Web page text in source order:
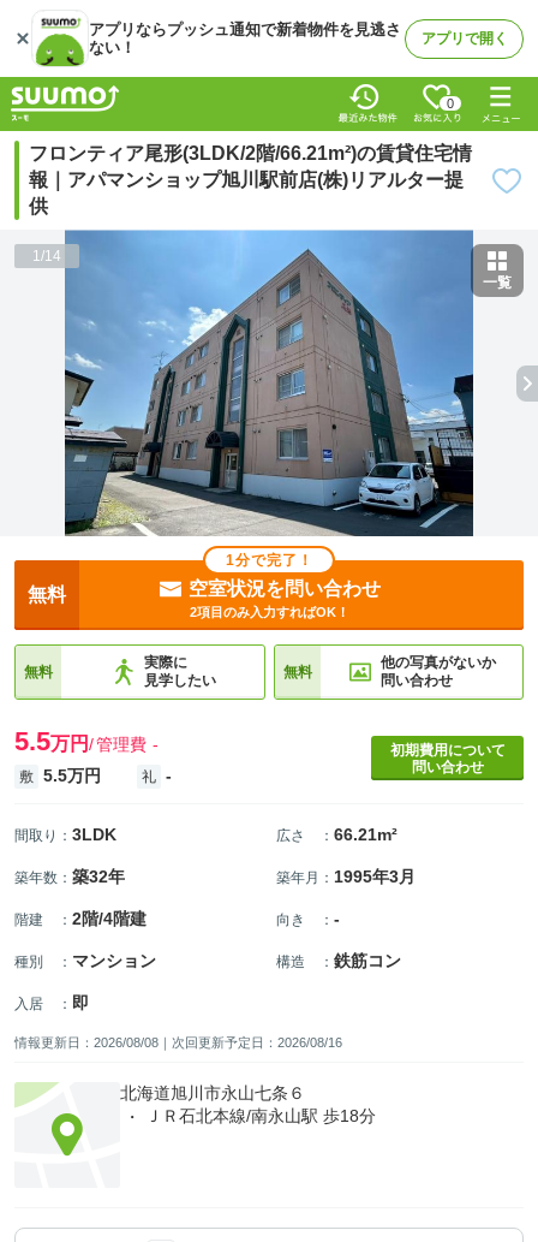
アプリならプッシュ通知で新着物件を見逃さ
ない！
アプリで開く
0
フロンティア尾形(3LDK/2階/66.21m²)の賃貸住宅情
報｜アパマンショップ旭川駅前店(株)リアルター提
供
1/14
一覧
1分で完了！
無料 空室状況を問い合わせ
2項目のみ入力すればOK！
無料
実際に
見学したい
無料
他の写真がないか
問い合わせ
5.5万円 管理費 -
敷 5.5万円 礼 -
初期費用について
問い合わせ
間取り ： 3LDK 広さ ： 66.21m²
築年数 ： 築32年 築年月 ： 1995年3月
階建 ： 2階/4階建 向き ： -
種別 ： マンション 構造 ： 鉄筋コン
入居 ： 即
情報更新日：2026/08/08｜次回更新予定日：2026/08/16
北海道旭川市永山七条６
ＪＲ石北本線/南永山駅 歩18分